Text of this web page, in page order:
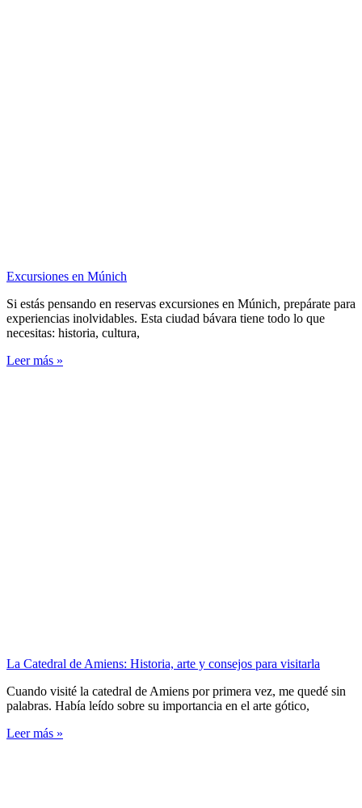
Excursiones en Múnich
Si estás pensando en reservas excursiones en Múnich, prepárate para
experiencias inolvidables. Esta ciudad bávara tiene todo lo que
necesitas: historia, cultura,
Leer más »
La Catedral de Amiens: Historia, arte y consejos para visitarla
Cuando visité la catedral de Amiens por primera vez, me quedé sin
palabras. Había leído sobre su importancia en el arte gótico,
Leer más »